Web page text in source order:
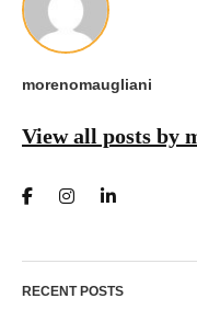
morenomaugliani
View all posts by
RECENT POSTS